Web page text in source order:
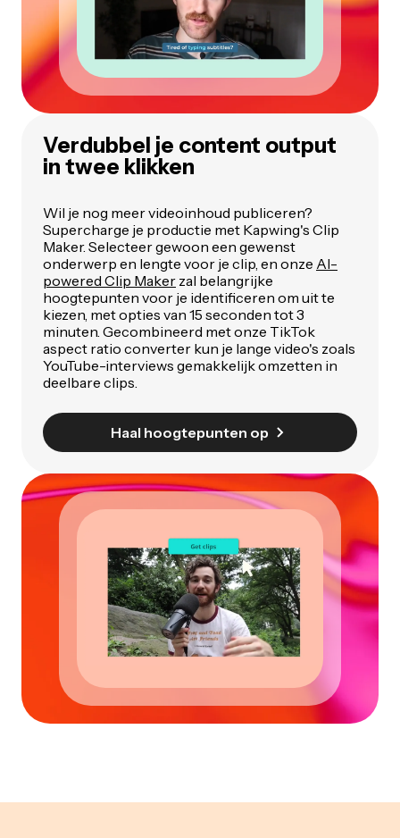
Verdubbel je content output
in twee klikken
Wil je nog meer videoinhoud publiceren?
Supercharge je productie met Kapwing's Clip
Maker. Selecteer gewoon een gewenst
onderwerp en lengte voor je clip, en onze AI-
powered Clip Maker zal belangrijke
hoogtepunten voor je identificeren om uit te
kiezen, met opties van 15 seconden tot 3
minuten. Gecombineerd met onze TikTok
aspect ratio converter kun je lange video's zoals
YouTube-interviews gemakkelijk omzetten in
deelbare clips.
Haal hoogtepunten op